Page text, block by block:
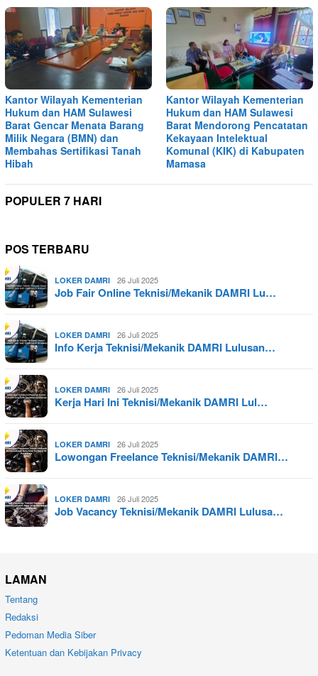
Kantor Wilayah Kementerian
Hukum dan HAM Sulawesi
Barat Gencar Menata Barang
Milik Negara (BMN) dan
Membahas Sertifikasi Tanah
Hibah
Kantor Wilayah Kementerian
Hukum dan HAM Sulawesi
Barat Mendorong Pencatatan
Kekayaan Intelektual
Komunal (KIK) di Kabupaten
Mamasa
POPULER 7 HARI
POS TERBARU
LOKER DAMRI 26 Juli 2025
Job Fair Online Teknisi/Mekanik DAMRI Lu…
LOKER DAMRI 26 Juli 2025
Info Kerja Teknisi/Mekanik DAMRI Lulusan…
LOKER DAMRI 26 Juli 2025
Kerja Hari Ini Teknisi/Mekanik DAMRI Lul…
LOKER DAMRI 26 Juli 2025
Lowongan Freelance Teknisi/Mekanik DAMRI…
LOKER DAMRI 26 Juli 2025
Job Vacancy Teknisi/Mekanik DAMRI Lulusa…
LAMAN
Tentang
Redaksi
Pedoman Media Siber
Ketentuan dan Kebijakan Privacy